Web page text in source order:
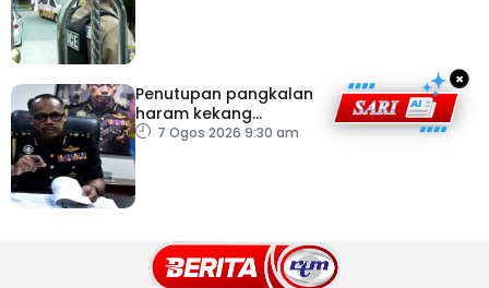
Penutupan pangkalan
haram kekang
penyeludupan di
7 Ogos 2026 9:30 am
×